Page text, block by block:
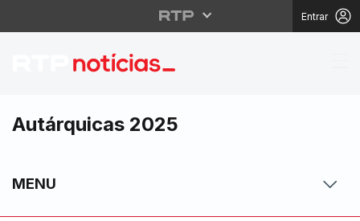
Entrar
PCP reúne Comité
Autárquicas 2025
MENU